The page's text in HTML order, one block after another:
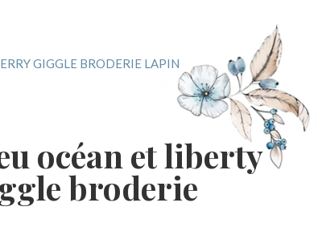
GIGGLE BRODERIE LAPIN
océan et liberty
broderie